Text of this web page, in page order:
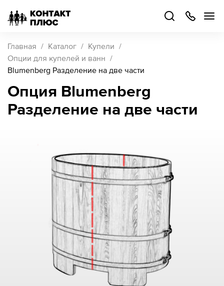
Главная Каталог
Купели
Опции для купелей и ванн
Blumenberg Разделение на две части
Опция Blumenberg
Разделение на две части
499
504-
48
Каталог
товаров
партнером
Войти
Войти